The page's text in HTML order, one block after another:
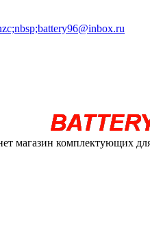
магазин комплектующих